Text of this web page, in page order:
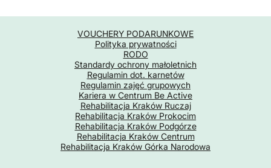
VOUCHERY PODARUNKOWE
Polityka prywatności
RODO
Standardy ochrony małoletnich
Regulamin dot. karnetów
Regulamin zajęć grupowych
Kariera w Centrum Be Active
Rehabilitacja Kraków Ruczaj
Rehabilitacja Kraków Prokocim
Rehabilitacja Kraków Podgórze
Rehabilitacja Kraków Centrum
Rehabilitacja Kraków Górka Narodowa